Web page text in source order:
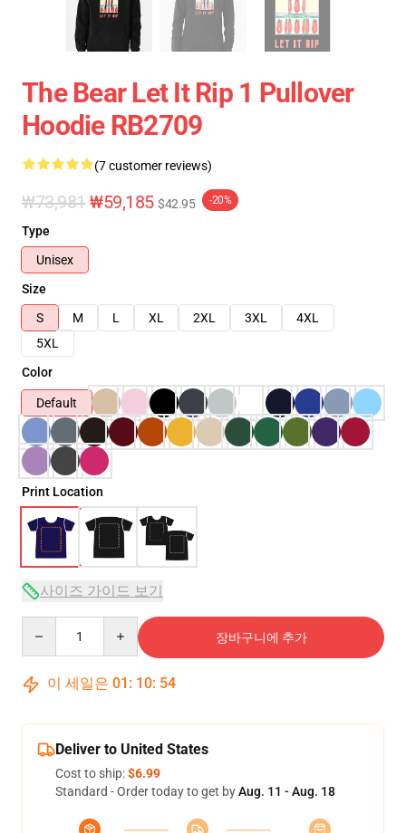
The Bear Let It Rip 1 Pullover
Hoodie RB2709
(7 customer reviews)
₩73,981 ₩59,185 $42.95 -20%
Type
Unisex
Size
S
M L XL 2XL 3XL
4XL
5XL
Color
Default
Print Location
사이즈 가이드 보기
장바구니에 추가
이 세일은 01 : 10: 53
Deliver to United States
Cost to ship:$6.99
Standard - Order today to get byAug. 11 - Aug. 18